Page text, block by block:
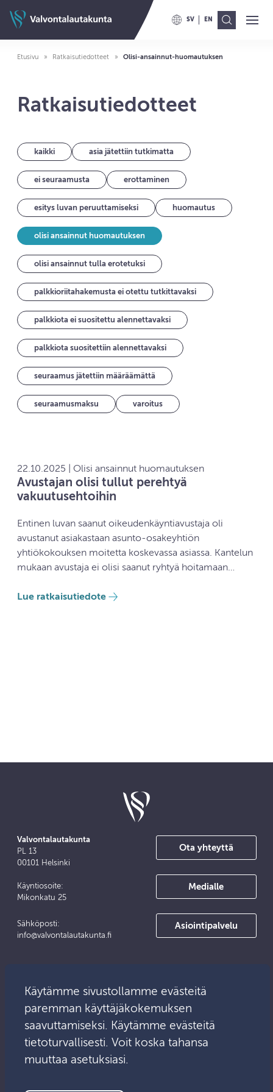
Valvontalautakunnan etusivulleSV
VAIHDA KIELELLE SWITCH
EN
VAIHDA KIELELLE
Etusivu Ratkaisutiedotteet Olisi-ansainnut-huomautuksen
Ratkaisutiedotteet
kaikki asia jätettiin tutkimatta
ei seuraamusta erottaminen
esitys luvan peruuttamiseksi huomautus
olisi ansainnut huomautuksen
olisi ansainnut tulla erotetuksi
palkkioriitahakemusta ei otettu tutkittavaksi
palkkiota ei suositettu alennettavaksi
palkkiota suositettiin alennettavaksi
seuraamus jätettiin määräämättä
seuraamusmaksu varoitus
22.10.2025 | Olisi ansainnut huomautuksen
Avustajan olisi tullut perehtyä
vakuutusehtoihin
Entinen luvan saanut oikeudenkäyntiavustaja oli
avustanut asiakastaan asunto-osakeyhtiön
yhtiökokouksen moitetta koskevassa asiassa. Kantelun
mukaan avustaja ei olisi saanut ryhtyä hoitamaan…
Lue ratkaisutiedote
Valvontalautakunta
PL 13
00101 Helsinki
Käyntiosoite:
Mikonkatu 25
Sähköposti:
info@valvontalautakunta.fi
Ota yhteyttä
Medialle
Asiointipalvelu
Käytämme sivustollamme evästeitä
paremman käyttäjäkokemuksen
saavuttamiseksi. Käytämme evästeitä
tietoturvallisesti. Voit koska tahansa
muuttaa asetuksiasi.